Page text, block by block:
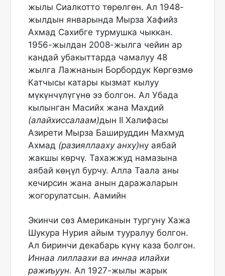
жылы Сиалкотто төрөлгөн. Ал 1948-
жылдын январында Мырза Хафийз
Ахмад Сахибге турмушка чыккан.
1956-жылдан 2008-жылга чейин ар
кандай убакыттарда чамалуу 48
жылга Лажнанын Борбордук Көргөзмө
Катчысы катары кызмат кылуу
мүкүнчүлүгүнө ээ болгон. Ал Убада
кылынган Масийх жана Махдий
(алайхиссалаам)дын II Халифасы
Азирети Мырза Башируддин Махмуд
Ахмад (разияллааху анху)ну аябай
жакшы көрчү. Тахажжуд намазына
аябай көӊүл бурчу. Алла Таала аны
кечирсин жана анын даражаларын
жогорулатсын. Аамийн
Экинчи сөз Американын тургуну Хажа
Шукура Нурия айым тууралуу болгон.
Ал биринчи декабарь күнү каза болгон.
Иннаа лиллаахи ва иннаа илайхи
ражиъуун. Ал 1927-жылы жарык